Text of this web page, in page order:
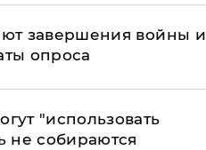
завершения войны и
опроса
"использовать
не собираются